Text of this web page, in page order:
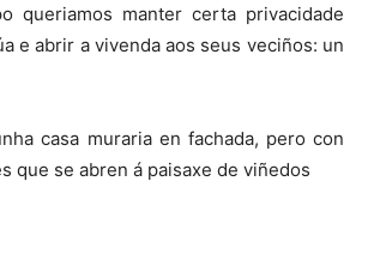
queriamos manter certa privacidade
e abrir a vivenda aos seus veciños: un
casa muraria en fachada, pero con
que se abren á paisaxe de viñedos